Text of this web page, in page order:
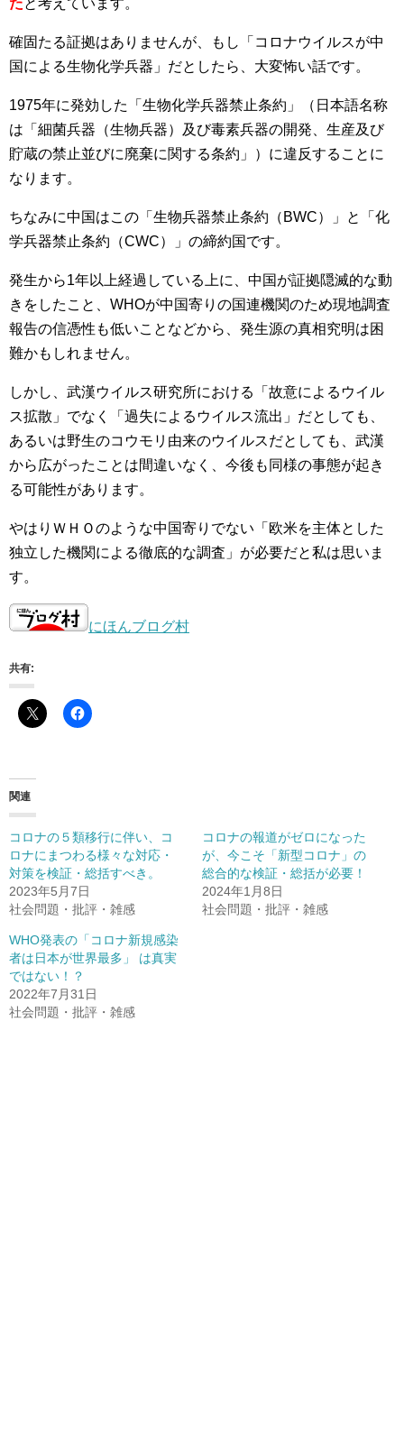
確固たる証拠はありませんが、もし「コロナウイルスが中
国による生物化学兵器」だとしたら、大変怖い話です。
1975年に発効した「生物化学兵器禁止条約」（日本語名称
は「細菌兵器（生物兵器）及び毒素兵器の開発、生産及び
貯蔵の禁止並びに廃棄に関する条約」）に違反することに
なります。
ちなみに中国はこの「生物兵器禁止条約（BWC）」と「化
学兵器禁止条約（CWC）」の締約国です。
発生から1年以上経過している上に、中国が証拠隠滅的な動
きをしたこと、WHOが中国寄りの国連機関のため現地調査
報告の信憑性も低いことなどから、発生源の真相究明は困
難かもしれません。
しかし、武漢ウイルス研究所における「故意によるウイル
ス拡散」でなく「過失によるウイルス流出」だとしても、
あるいは野生のコウモリ由来のウイルスだとしても、武漢
から広がったことは間違いなく、今後も同様の事態が起き
る可能性があります。
やはりＷＨＯのような中国寄りでない「欧米を主体とした
独立した機関による徹底的な調査」が必要だと私は思いま
す。
にほんブログ村
共有:
関連
コロナの５類移行に伴い、コ
ロナにまつわる様々な対応・
対策を検証・総括すべき。
2023年5月7日
社会問題・批評・雑感
コロナの報道がゼロになった
が、今こそ「新型コロナ」の
総合的な検証・総括が必要！
2024年1月8日
社会問題・批評・雑感
WHO発表の「コロナ新規感染
者は日本が世界最多」 は真実
ではない！？
2022年7月31日
社会問題・批評・雑感